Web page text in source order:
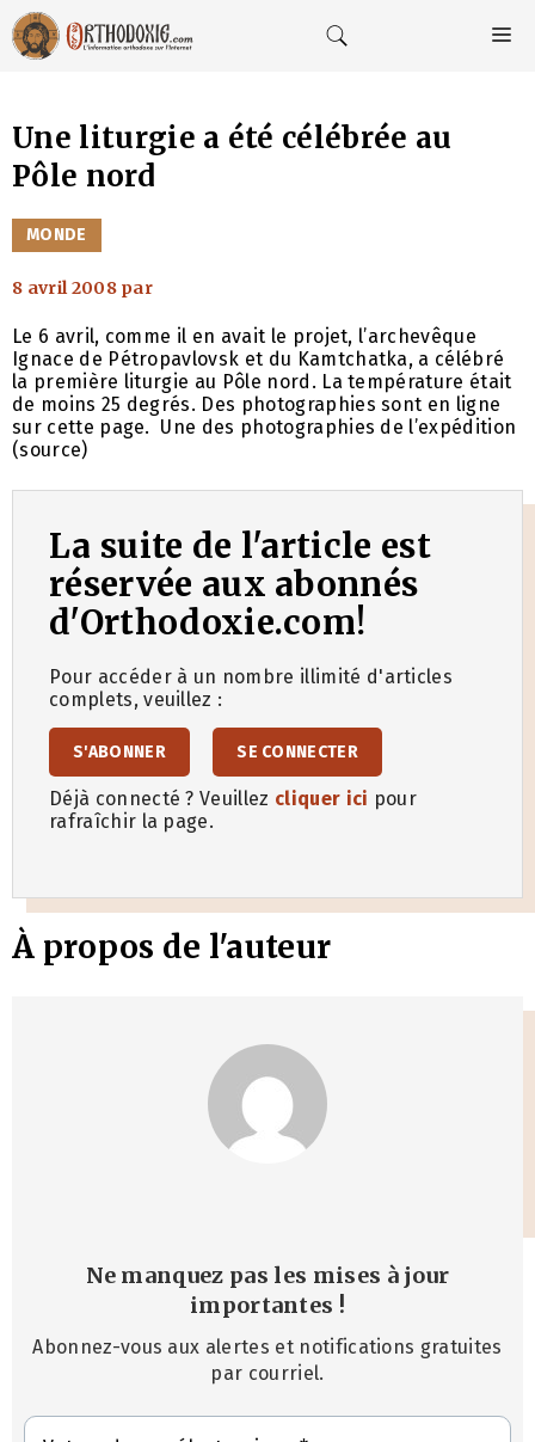
Aller
au
contenu
Une liturgie a été célébrée au
Pôle nord
CATÉGORIES
MONDE
8 avril 2008 par
Le 6 avril, comme il en avait le projet, l’archevêque
Ignace de Pétropavlovsk et du Kamtchatka, a célébré
la première liturgie au Pôle nord. La température était
de moins 25 degrés. Des photographies sont en ligne
sur cette page. Une des photographies de l’expédition
(source)
La suite de l'article est
réservée aux abonnés
d'Orthodoxie.com!
Pour accéder à un nombre illimité d'articles
complets, veuillez :
S'ABONNER SE CONNECTER
Déjà connecté ? Veuillez cliquer ici pour
rafraîchir la page.
À propos de l'auteur
Ne manquez pas les mises à jour
importantes !
Abonnez-vous aux alertes et notifications gratuites
par courriel.